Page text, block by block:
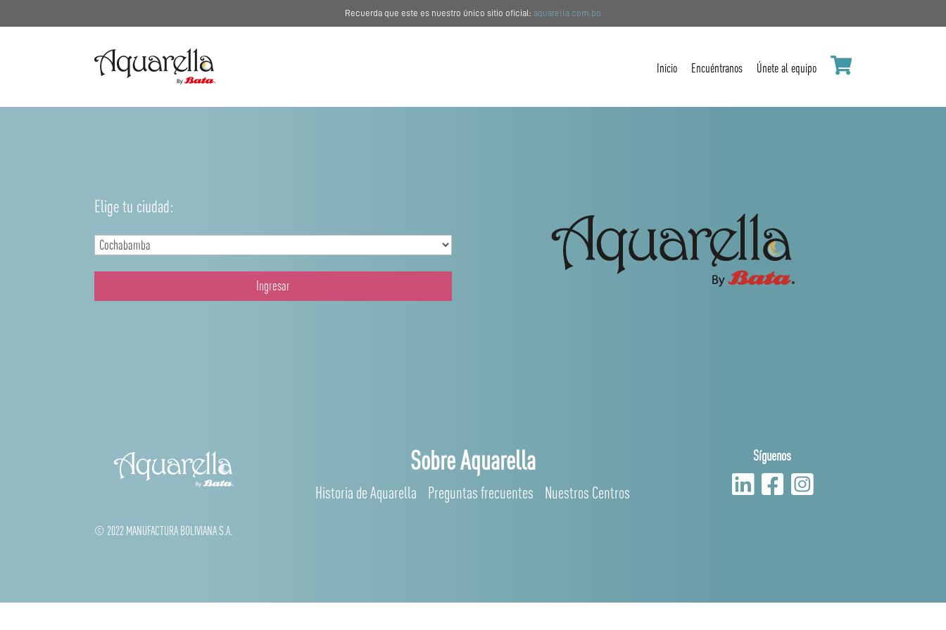
Recuerda que este es nuestro único sitio oficial: aquarella.com.bo
Inicio Encuéntranos Únete al equipo
Elige tu ciudad:
Ingresar
Sobre Aquarella
Historia de Aquarella Preguntas frecuentes Nuestros Centros
Síguenos
© 2022 MANUFACTURA BOLIVIANA S.A.